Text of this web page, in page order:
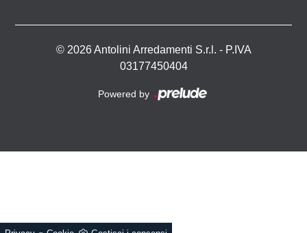
© 2026 Antolini Arredamenti S.r.l. - P.IVA
03177450404
Powered by